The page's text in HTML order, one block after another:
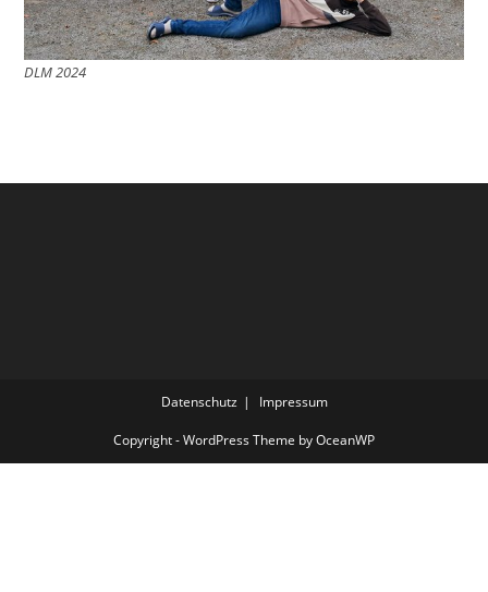
DLM 2024
Datenschutz Impressum
Copyright - WordPress Theme by OceanWP